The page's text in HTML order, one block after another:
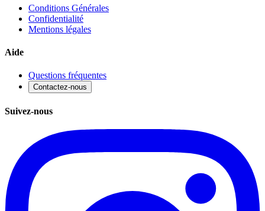
Conditions Générales
Confidentialité
Mentions légales
Aide
Questions fréquentes
Contactez-nous
Suivez-nous